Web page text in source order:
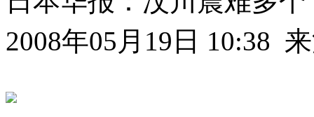
2008年05月19日 10:38